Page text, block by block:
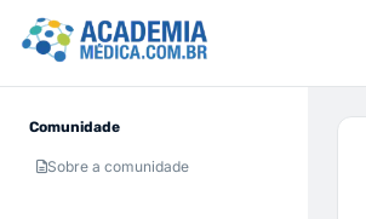
Comunidade
Sobre a comunidade